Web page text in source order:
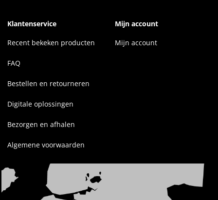
Klantenservice
Recent bekeken producten
FAQ
Bestellen en retourneren
Digitale oplossingen
Bezorgen en afhalen
Algemene voorwaarden
Mijn account
Mijn account